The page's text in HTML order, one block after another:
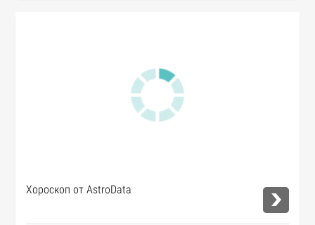
Хороскоп от AstroData